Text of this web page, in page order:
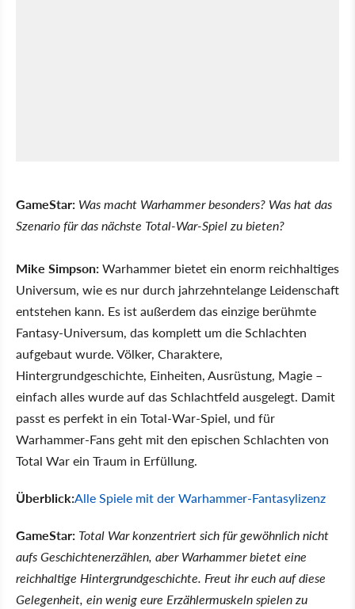
GameStar: Was macht Warhammer besonders? Was hat das
Szenario für das nächste Total-War-Spiel zu bieten?
Mike Simpson:Warhammer bietet ein enorm reichhaltiges
Universum, wie es nur durch jahrzehntelange Leidenschaft
entstehen kann. Es ist außerdem das einzige berühmte
Fantasy-Universum, das komplett um die Schlachten
aufgebaut wurde. Völker, Charaktere,
Hintergrundgeschichte, Einheiten, Ausrüstung, Magie –
einfach alles wurde auf das Schlachtfeld ausgelegt. Damit
passt es perfekt in ein Total-War-Spiel, und für
Warhammer-Fans geht mit den epischen Schlachten von
Total War ein Traum in Erfüllung.
Überblick:Alle Spiele mit der Warhammer-Fantasylizenz
GameStar: Total War konzentriert sich für gewöhnlich nicht
aufs Geschichtenerzählen, aber Warhammer bietet eine
reichhaltige Hintergrundgeschichte. Freut ihr euch auf diese
Gelegenheit, ein wenig eure Erzählermuskeln spielen zu